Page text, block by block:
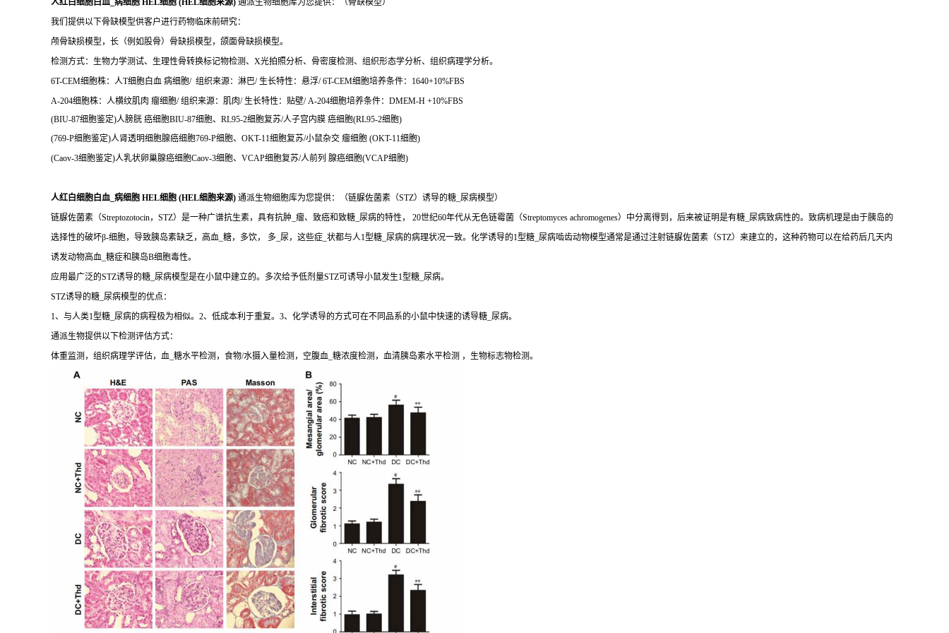
人红白细胞白血_病细胞 HEL细胞 (HEL细胞来源) 通派生物细胞库为您提供：（骨缺模型）
我们提供以下骨缺模型供客户进行药物临床前研究：
颅骨缺损模型，长（例如股骨）骨缺损模型，颌面骨缺损模型。
检测方式：生物力学测试、生理性骨转换标记物检测、X光拍照分析、骨密度检测、组织形态学分析、组织病理学分析。
6T-CEM细胞株：人T细胞白血 病细胞/ 组织来源：淋巴/ 生长特性：悬浮/ 6T-CEM细胞培养条件：1640+10%FBS
A-204细胞株：人横纹肌肉 瘤细胞/ 组织来源：肌肉/ 生长特性：贴壁/ A-204细胞培养条件：DMEM-H +10%FBS
(BIU-87细胞鉴定)人膀胱 癌细胞BIU-87细胞、RL95-2细胞复苏/人子宫内膜 癌细胞(RL95-2细胞)
(769-P细胞鉴定)人肾透明细胞腺癌细胞769-P细胞、OKT-11细胞复苏/小鼠杂交 瘤细胞 (OKT-11细胞)
(Caov-3细胞鉴定)人乳状卵巢腺癌细胞Caov-3细胞、VCAP细胞复苏/人前列 腺癌细胞(VCAP细胞)
人红白细胞白血_病细胞 HEL细胞 (HEL细胞来源) 通派生物细胞库为您提供：（链脲佐菌素（STZ）诱导的糖_尿病模型）
链脲佐菌素（Streptozotocin，STZ）是一种广谱抗生素，具有抗肿_瘤、致癌和致糖_尿病的特性， 20世纪60年代从无色链霉菌（Streptomyces achromogenes）中分离得到，后来被证明是有糖_尿病致病性的。致病机理是由于胰岛的
选择性的破坏β-细胞，导致胰岛素缺乏，高血_糖，多饮， 多_尿，这些症_状都与人1型糖_尿病的病理状况一致。化学诱导的1型糖_尿病啮齿动物模型通常是通过注射链脲佐菌素（STZ）来建立的，这种药物可以在给药后几天内
诱发动物高血_糖症和胰岛B细胞毒性。
应用最广泛的STZ诱导的糖_尿病模型是在小鼠中建立的。多次给予低剂量STZ可诱导小鼠发生1型糖_尿病。
STZ诱导的糖_尿病模型的优点：
1、与人类1型糖_尿病的病程极为相似。2、低成本利于重复。3、化学诱导的方式可在不同品系的小鼠中快速的诱导糖_尿病。
通派生物提供以下检测评估方式：
体重监测，组织病理学评估，血_糖水平检测，食物/水摄入量检测，空腹血_糖浓度检测，血清胰岛素水平检测 ，生物标志物检测。